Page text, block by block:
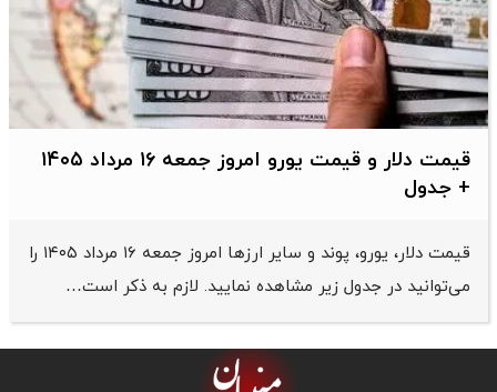
قیمت دلار و قیمت یورو امروز جمعه ۱۶ مرداد ۱۴۰۵
+ جدول
قیمت دلار، یورو، پوند و سایر ارز‌ها امروز جمعه ۱۶ مرداد ۱۴۰۵ را
می‌توانید در جدول زیر مشاهده نمایید. لازم به ذکر است…